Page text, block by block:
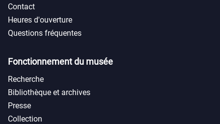
Contact
Heures d'ouverture
Questions fréquentes
Fonctionnement du musée
Recherche
Bibliothèque et archives
Presse
Collection